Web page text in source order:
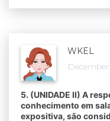
WKEL
5. (UNIDADE II) A
conhecimento em
expositiva, são